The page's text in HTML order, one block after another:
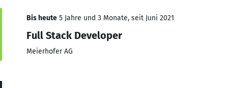
Bis heute 5 Jahre und 3 Monate, seit Juni 2021
Full Stack Developer
Meierhofer AG